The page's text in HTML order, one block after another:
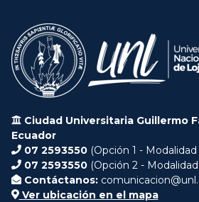
Ciudad Universitaria Guillermo
Ecuador
07 2593550 (Opción 1 -
07 2593550 (Opción 2 -
Contáctanos:
Ver ubicación en el mapa